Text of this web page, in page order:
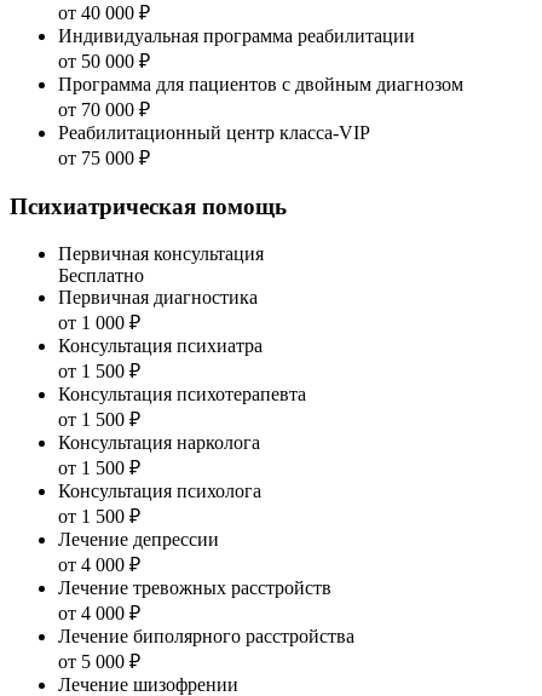
от 40 000 ₽
Индивидуальная программа реабилитации
от 50 000 ₽
Программа для пациентов с двойным диагнозом
от 70 000 ₽
Реабилитационный центр класса-VIP
от 75 000 ₽
Психиатрическая помощь
Первичная консультация
Бесплатно
Первичная диагностика
от 1 000 ₽
Консультация психиатра
от 1 500 ₽
Консультация психотерапевта
от 1 500 ₽
Консультация нарколога
от 1 500 ₽
Консультация психолога
от 1 500 ₽
Лечение депрессии
от 4 000 ₽
Лечение тревожных расстройств
от 4 000 ₽
Лечение биполярного расстройства
от 5 000 ₽
Лечение шизофрении